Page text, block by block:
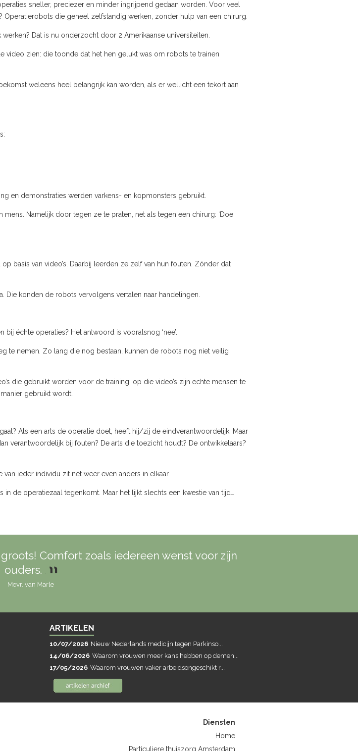
sneller, preciezer en minder ingrijpend gedaan worden. Voor veel
die geheel zelfstandig werken, zonder hulp van een chirurg.
Dat is nu onderzocht door 2 Amerikaanse universiteiten.
video zien: die toonde dat het hen gelukt was om robots te trainen
weleens heel belangrijk kan worden, als er wellicht een tekort aan
en demonstraties werden varkens- en kopmonsters gebruikt.
Namelijk door tegen ze te praten, net als tegen een chirurg: ‘Doe
basis van video’s. Daarbij leerden ze zelf van hun fouten. Zónder dat
konden de robots vervolgens vertalen naar handelingen.
échte operaties? Het antwoord is vooralsnog ‘nee’.
te nemen. Zo lang die nog bestaan, kunnen de robots nog niet veilig
die gebruikt worden voor de training: op die video’s zijn echte mensen te
gebruikt wordt.
Als een arts de operatie doet, heeft hij/zij de eindverantwoordelijk. Maar
verantwoordelijk bij fouten? De arts die toezicht houdt? De ontwikkelaars?
ieder individu zit nét weer even anders in elkaar.
de operatiezaal tegenkomt. Maar het lijkt slechts een kwestie van tijd…
Comfort zoals iedereen wenst voor zijn
ouders.
Mevr. van Marle
ARTIKELEN
10/07/2026 Nieuw Nederlands medicijn tegen Parkinso...
14/06/2026 Waarom vrouwen meer kans hebben op demen...
17/05/2026 Waarom vrouwen vaker arbeidsongeschikt r...
Diensten
Home
Particuliere thuiszorg Amsterdam